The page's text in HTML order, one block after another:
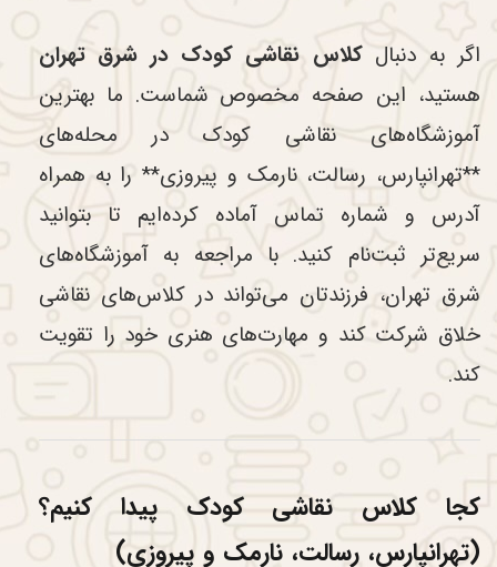
اگر به دنبالکلاس نقاشی کودک در شرق تهران
هستید، این صفحه مخصوص شماست. ما بهترین
آموزشگاه‌های نقاشی کودک در محله‌های
**تهرانپارس، رسالت، نارمک و پیروزی** را به همراه
آدرس و شماره تماس آماده کرده‌ایم تا بتوانید
سریع‌تر ثبت‌نام کنید. با مراجعه به آموزشگاه‌های
شرق تهران، فرزندتان می‌تواند در کلاس‌های نقاشی
خلاق شرکت کند و مهارت‌های هنری خود را تقویت
کند.
کجا کلاس نقاشی کودک پیدا کنیم؟
(تهرانپارس، رسالت، نارمک و پیروزی)